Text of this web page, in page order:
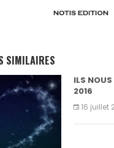
SIMILAIRES
ILS NOUS ONT
2016
16 juillet 2026